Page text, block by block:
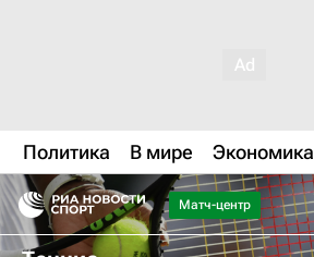
Политика В мире Экономика
Матч-центр